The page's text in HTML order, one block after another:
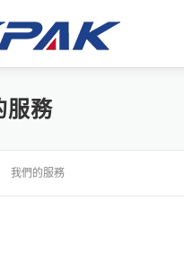
服務
我們的服務